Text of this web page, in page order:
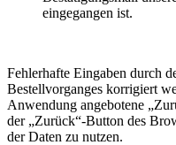
eingegangen ist.
Fehlerhafte Eingaben durch
Bestellvorganges korrigiert
Anwendung angebotene
der „Zurück“-Button des
der Daten zu nutzen.